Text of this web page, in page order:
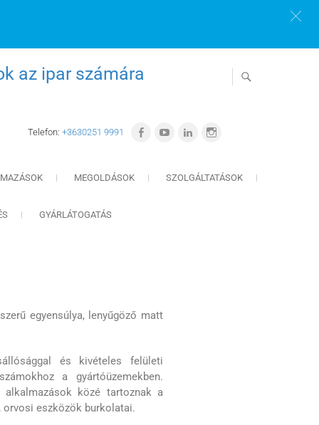
az ipar számára
Telefon: +3630251 9991
MEGOLDÁSOK SZOLGÁLTATÁSOK
GYÁRLÁTOGATÁS
egyensúlya, lenyűgöző matt
és kivételes felületi
a gyártóüzemekben.
alkalmazások közé tartoznak a
eszközök burkolatai.